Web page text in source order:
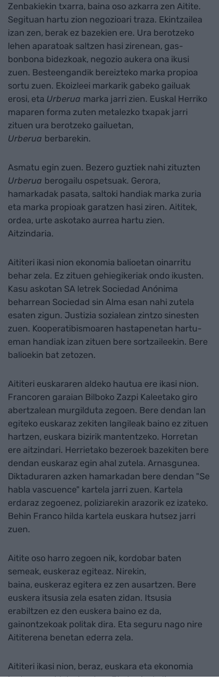
Zenbakiekin txarra, baina oso azkarra zen Aitite.
Segituan hartu zion negozioari traza. Ekintzailea
izan zen, berak ez bazekien ere. Ura berotzeko
lehen aparatoak saltzen hasi zirenean, gas-
bonbona bidezkoak, negozio aukera ona ikusi
zuen. Besteengandik bereizteko marka propioa
sortu zuen. Ekoizleei markarik gabeko gailuak
erosi, eta Urberua marka jarri zien. Euskal Herriko
maparen forma zuten metalezko txapak jarri
zituen ura berotzeko gailuetan,
Urberua berbarekin.
Asmatu egin zuen. Bezero guztiek nahi zituzten
Urberua berogailu ospetsuak. Gerora,
hamarkadak pasata, saltoki handiak marka zuria
eta marka propioak garatzen hasi ziren. Aititek,
ordea, urte askotako aurrea hartu zien.
Aitzindaria.
Aititeri ikasi nion ekonomia balioetan oinarritu
behar zela. Ez zituen gehiegikeriak ondo ikusten.
Kasu askotan SA letrek Sociedad Anónima
beharrean Sociedad sin Alma esan nahi zutela
esaten zigun. Justizia sozialean zintzo sinesten
zuen. Kooperatibismoaren hastapenetan hartu-
eman handiak izan zituen bere sortzaileekin. Bere
balioekin bat zetozen.
Aititeri euskararen aldeko hautua ere ikasi nion.
Francoren garaian Bilboko Zazpi Kaleetako giro
abertzalean murgilduta zegoen. Bere dendan lan
egiteko euskaraz zekiten langileak baino ez zituen
hartzen, euskara bizirik mantentzeko. Horretan
ere aitzindari. Herrietako bezeroek bazekiten bere
dendan euskaraz egin ahal zutela. Arnasgunea.
Diktaduraren azken hamarkadan bere dendan "Se
habla vascuence" kartela jarri zuen. Kartela
erdaraz zegoenez, poliziarekin arazorik ez izateko.
Behin Franco hilda kartela euskara hutsez jarri
zuen.
Aitite oso harro zegoen nik, kordobar baten
semeak, euskeraz egiteaz. Nirekin,
baina, euskeraz egitera ez zen ausartzen. Bere
euskera itsusia zela esaten zidan. Itsusia
erabiltzen ez den euskera baino ez da,
gainontzekoak politak dira. Eta seguru nago nire
Aititerena benetan ederra zela.
Aititeri ikasi nion, beraz, euskara eta ekonomia
justuaren aldeko hautua. Eta horixek dira